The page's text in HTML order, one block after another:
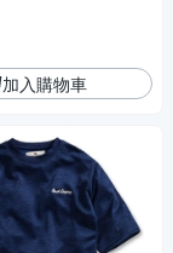
加入購物車